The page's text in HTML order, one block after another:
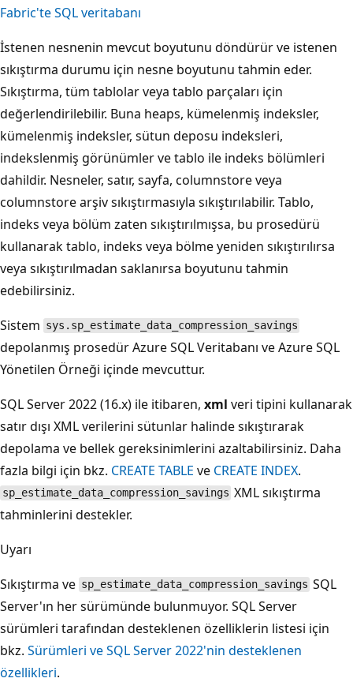
Fabric'te SQL veritabanı
İstenen nesnenin mevcut boyutunu döndürür ve istenen
sıkıştırma durumu için nesne boyutunu tahmin eder.
Sıkıştırma, tüm tablolar veya tablo parçaları için
değerlendirilebilir. Buna heaps, kümelenmiş indeksler,
kümelenmiş indeksler, sütun deposu indeksleri,
indekslenmiş görünümler ve tablo ile indeks bölümleri
dahildir. Nesneler, satır, sayfa, columnstore veya
columnstore arşiv sıkıştırmasıyla sıkıştırılabilir. Tablo,
indeks veya bölüm zaten sıkıştırılmışsa, bu prosedürü
kullanarak tablo, indeks veya bölme yeniden sıkıştırılırsa
veya sıkıştırılmadan saklanırsa boyutunu tahmin
edebilirsiniz.
Sistem sys.sp_estimate_data_compression_savings
depolanmış prosedür Azure SQL Veritabanı ve Azure SQL
Yönetilen Örneği içinde mevcuttur.
SQL Server 2022 (16.x) ile itibaren, xml veri tipini kullanarak
satır dışı XML verilerini sütunlar halinde sıkıştırarak
depolama ve bellek gereksinimlerini azaltabilirsiniz. Daha
fazla bilgi için bkz. CREATE TABLE ve CREATE INDEX.
sp_estimate_data_compression_savings XML sıkıştırma
tahminlerini destekler.
Uyarı
Sıkıştırma ve sp_estimate_data_compression_savings SQL
Server'ın her sürümünde bulunmuyor. SQL Server
sürümleri tarafından desteklenen özelliklerin listesi için
bkz. Sürümleri ve SQL Server 2022'nin desteklenen
özellikleri.